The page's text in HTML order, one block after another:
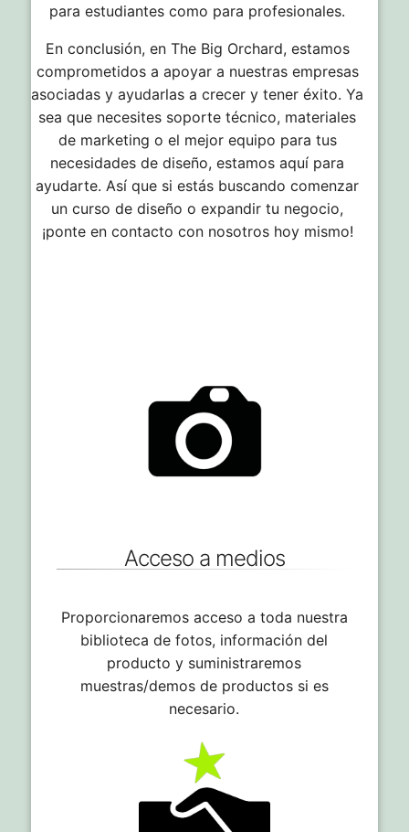
para estudiantes como para profesionales.
En conclusión, en The Big Orchard, estamos
comprometidos a apoyar a nuestras empresas
asociadas y ayudarlas a crecer y tener éxito. Ya
sea que necesites soporte técnico, materiales
de marketing o el mejor equipo para tus
necesidades de diseño, estamos aquí para
ayudarte. Así que si estás buscando comenzar
un curso de diseño o expandir tu negocio,
¡ponte en contacto con nosotros hoy mismo!
Acceso a medios
Proporcionaremos acceso a toda nuestra
biblioteca de fotos, información del
producto y suministraremos
muestras/demos de productos si es
necesario.